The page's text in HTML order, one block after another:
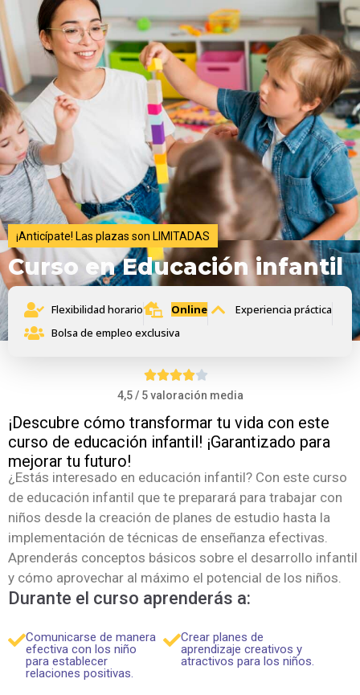
¡Anticípate! Las plazas son LIMITADAS
Curso en Educación infantil
Flexibilidad horario Online
Experiencia práctica
Bolsa de empleo exclusiva
4,5 / 5 valoración media
¡Descubre cómo transformar tu vida con este
curso de educación infantil! ¡Garantizado para
mejorar tu futuro!
¿Estás interesado en educación infantil? Con este curso
de educación infantil que te preparará para trabajar con
niños desde la creación de planes de estudio hasta la
implementación de técnicas de enseñanza efectivas.
Aprenderás conceptos básicos sobre el desarrollo infantil
y cómo aprovechar al máximo el potencial de los niños.
Durante el curso aprenderás a:
Comunicarse de manera
efectiva con los niño
para establecer
relaciones positivas.
Crear planes de
aprendizaje creativos y
atractivos para los niños.